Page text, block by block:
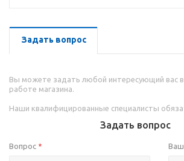
Задать вопрос
Вы можете задать любой интересующий вас
работе магазина.
Наши квалифицированные специалисты
Задать вопрос
Вопрос *